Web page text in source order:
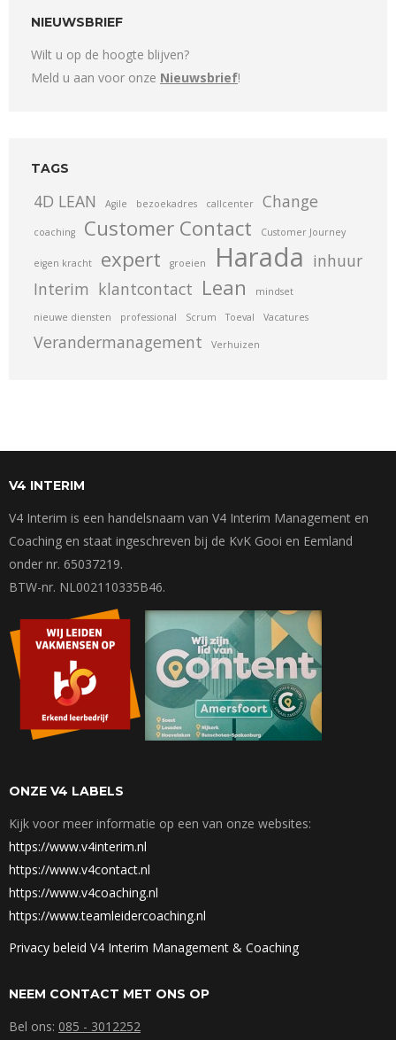
NIEUWSBRIEF
Wilt u op de hoogte blijven?
Meld u aan voor onze Nieuwsbrief!
TAGS
4D LEAN Agile bezoekadres callcenter Change
coaching Customer Contact Customer Journey
eigen kracht expert groeien Harada inhuur
Interim klantcontact Lean mindset
nieuwe diensten professional Scrum Toeval Vacatures
Verandermanagement Verhuizen
V4 INTERIM
V4 Interim is een handelsnaam van V4 Interim Management en
Coaching en staat ingeschreven bij de KvK Gooi en Eemland
onder nr. 65037219.
BTW-nr. NL002110335B46.
ONZE V4 LABELS
Kijk voor meer informatie op een van onze websites:
https://www.v4interim.nl
https://www.v4contact.nl
https://www.v4coaching.nl
https://www.teamleidercoaching.nl
Privacy beleid V4 Interim Management & Coaching
NEEM CONTACT MET ONS OP
Bel ons: 085 - 3012252